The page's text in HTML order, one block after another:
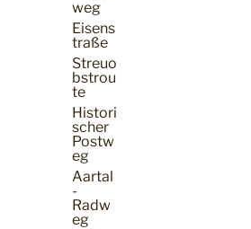
weg
Eisens
traße
Streuo
bstrou
te
Histori
scher
Postw
eg
Aartal
-
Radw
eg